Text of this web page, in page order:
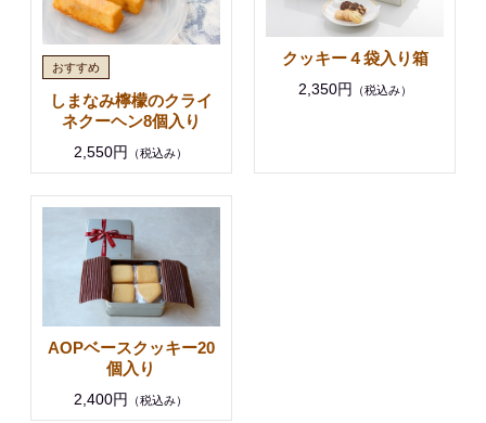
しまなみ檸檬のクライ
ネクーヘン8個入り
2,550円 （税込み）
クッキー４袋入り箱
2,350円 （税込み）
AOPベースクッキー20
個入り
2,400円 （税込み）